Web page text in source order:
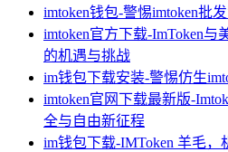
imtoken钱包-警惕imtoken批
imtoken官方下载-ImToken
的机遇与挑战
im钱包下载安装-警惕仿生
imtoken官网下载最新版-
全与自由新征程
im钱包下载-IMToken 羊毛，